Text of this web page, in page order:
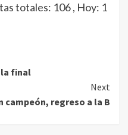
totales: 106, Hoy: 1
la final
Next
campeón, regreso a la B